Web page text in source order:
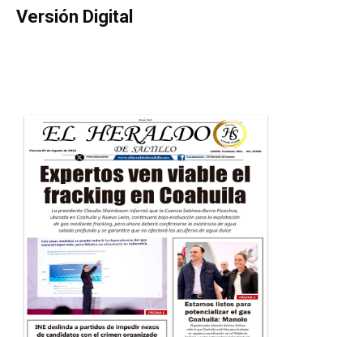
Versión Digital